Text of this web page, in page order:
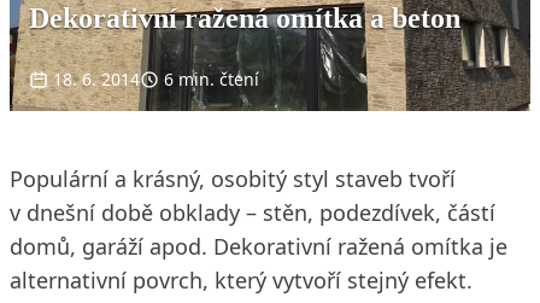
Dekorativní ražená omítka a beton
18. 6. 2014 6 min. čtení
Populární a krásný, osobitý styl staveb tvoří
v dnešní době obklady – stěn, podezdívek, částí
domů, garáží apod. Dekorativní ražená omítka je
alternativní povrch, který vytvoří stejný efekt.